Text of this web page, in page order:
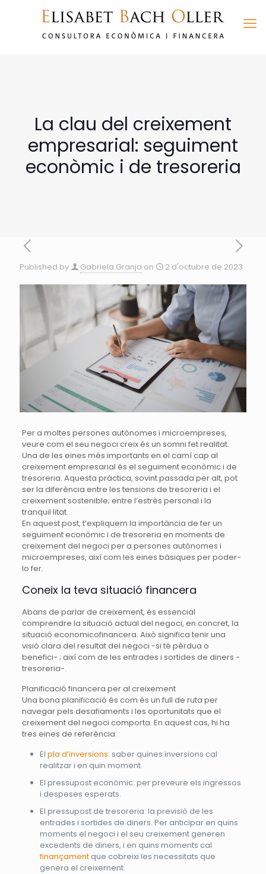
La clau del creixement
empresarial: seguiment
econòmic i de tresoreria
Published by Gabriela Granja on 2 d'octubre de 2023
Per a moltes persones autònomes i microempreses,
veure com el seu negoci creix és un somni fet realitat.
Una de les eines més importants en el camí cap al
creixement empresarial és el seguiment econòmic i de
tresoreria. Aquesta pràctica, sovint passada per alt, pot
ser la diferència entre les tensions de tresoreria i el
creixement sostenible; entre l’estrès personal i la
tranquil·litat.
En aquest post, t’expliquem la importància de fer un
seguiment econòmic i de tresoreria en moments de
creixement del negoci per a persones autònomes i
microempreses, així com les eines bàsiques per poder-
lo fer.
Coneix la teva situació financera
Abans de parlar de creixement, és essencial
comprendre la situació actual del negoci, en concret, la
situació economicofinancera. Això significa tenir una
visió clara del resultat del negoci -si té pèrdua o
benefici- ; així com de les entrades i sortides de diners -
tresoreria-.
Planificació financera per al creixement
Una bona planificació és com és un full de ruta per
navegar pels desafiaments i les oportunitats que el
creixement del negoci comporta. En aquest cas, hi ha
tres eines de referència:
El pla d’inversions: saber quines inversions cal
realitzar i en quin moment.
El pressupost econòmic: per preveure els ingressos
i despeses esperats.
El pressupost de tresoreria: la previsió de les
entrades i sortides de diners. Per anticipar en quins
moments el negoci i el seu creixement generen
excedents de diners, i en quins moments cal
finançamentque cobreixi les necessitats que
genera el creixement.